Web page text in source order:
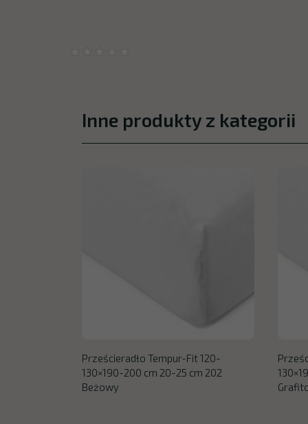
Inne produkty z kategorii
Prześcieradło Tempur-Fit 120-
130×190-200 cm 20-25 cm 202
Beżowy